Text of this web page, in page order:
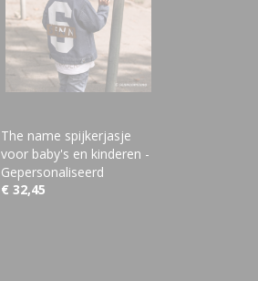
The name spijkerjasje
voor baby's en kinderen -
Gepersonaliseerd
€ 32,45